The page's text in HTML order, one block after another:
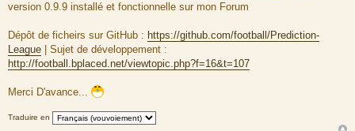
version 0.9.9 installé et fonctionnelle sur mon Forum
Dépôt de ficheirs sur GitHub : https://github.com/football/Prediction-
League | Sujet de développement :
http://football.bplaced.net/viewtopic.php?f=16&t=107
Merci D'avance...
Traduire en